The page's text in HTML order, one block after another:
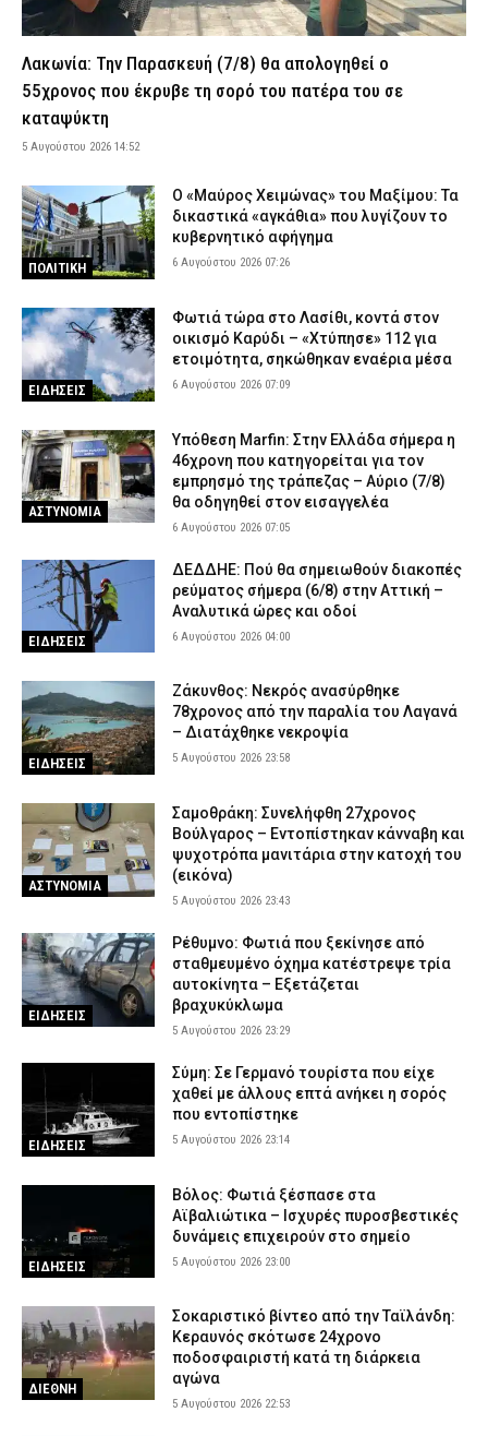
Κυψέλη: «Μου είπε να ξεφορτωθώ τη σορό και μετά με
(βίντεο)
ΑΣΤΥΝΟΜΙΑ 5 Αυγούστου 2026 18:53
Φαράγγι του Βίκου: Σε εξέλιξη επιχείρηση διάσωσης αλλοδαπού
πεζοπόρου
ΕΙΔΗΣΕΙΣ
Υπό έλεγχο η φωτιά στο Κορωπί – Έκαψε ξερά χόρτα, είχε
σταλεί 112
ΕΙΔΗΣΕΙΣ 5 Αυγούστου 2026 18:30
Γλυφάδα: ΙΧ παρέσυρε και σκότωσε 76χρονη στη Λεωφόρο
Βουλιαγμένης – Συνελήφθη η οδηγός
ΑΣΤΥΝΟΜΙΑ 5 Αυγούστου 2026 18:18
Κέρκυρα: Χειροπέδες σε δύο ανήλικους που έκλεβαν ρούχα από
ΑΣΤΥΝΟΜΙΑ 5 Αυγούστου 2026 18:06
Εποχικοί Πυροσβέστες προς Τουρνά: «Γιατί ανακλήθηκαν οι
άδειες;»
ΣΩΜΑΤΑ ΑΣΦΑΛΕΙΑΣ 5 Αυγούστου 2026 17:53
Οινόη – Χαλκίδα: Διακοπή σιδηροδρομικής γραμμής λόγω
φωτιάς – Τι ανακοίνωσε η Hellenic Train
ΕΙΔΗΣΕΙΣ 5 Αυγούστου 2026 17:42
Εκτεταμένες επιχειρήσεις της ΕΛ.ΑΣ. οδήγησαν σε 23
ΑΣΤΥΝΟΜΙΑ 5 Αυγούστου 2026 17:31
Λακωνία: Την Παρασκευή (7/8) θα απολογηθεί ο
55χρονος που έκρυβε τη σορό του πατέρα του σε
καταψύκτη
5 Αυγούστου 2026 14:52
ΠΟΛΙΤΙΚΗ
Ο «Μαύρος Χειμώνας» του Μαξίμου: Τα
δικαστικά «αγκάθια» που λυγίζουν το
κυβερνητικό αφήγημα
6 Αυγούστου 2026 07:26
ΕΙΔΗΣΕΙΣ
Φωτιά τώρα στο Λασίθι, κοντά στον
οικισμό Καρύδι – «Χτύπησε» 112 για
ετοιμότητα, σηκώθηκαν εναέρια μέσα
6 Αυγούστου 2026 07:09
ΑΣΤΥΝΟΜΙΑ
Υπόθεση Marfin: Στην Ελλάδα σήμερα η
46χρονη που κατηγορείται για τον
εμπρησμό της τράπεζας – Αύριο (7/8)
θα οδηγηθεί στον εισαγγελέα
6 Αυγούστου 2026 07:05
ΕΙΔΗΣΕΙΣ
ΔΕΔΔΗΕ: Πού θα σημειωθούν διακοπές
ρεύματος σήμερα (6/8) στην Αττική –
Αναλυτικά ώρες και οδοί
6 Αυγούστου 2026 04:00
ΕΙΔΗΣΕΙΣ
Ζάκυνθος: Νεκρός ανασύρθηκε
78χρονος από την παραλία του Λαγανά
– Διατάχθηκε νεκροψία
5 Αυγούστου 2026 23:58
ΑΣΤΥΝΟΜΙΑ
Σαμοθράκη: Συνελήφθη 27χρονος
Βούλγαρος – Εντοπίστηκαν κάνναβη και
ψυχοτρόπα μανιτάρια στην κατοχή του
(εικόνα)
5 Αυγούστου 2026 23:43
ΕΙΔΗΣΕΙΣ
Ρέθυμνο: Φωτιά που ξεκίνησε από
σταθμευμένο όχημα κατέστρεψε τρία
αυτοκίνητα – Εξετάζεται
βραχυκύκλωμα
5 Αυγούστου 2026 23:29
ΕΙΔΗΣΕΙΣ
Σύμη: Σε Γερμανό τουρίστα που είχε
χαθεί με άλλους επτά ανήκει η σορός
που εντοπίστηκε
5 Αυγούστου 2026 23:14
ΕΙΔΗΣΕΙΣ
Βόλος: Φωτιά ξέσπασε στα
Αϊβαλιώτικα – Ισχυρές πυροσβεστικές
δυνάμεις επιχειρούν στο σημείο
5 Αυγούστου 2026 23:00
ΔΙΕΘΝΗ
Σοκαριστικό βίντεο από την Ταϊλάνδη:
Κεραυνός σκότωσε 24χρονο
ποδοσφαιριστή κατά τη διάρκεια
αγώνα
5 Αυγούστου 2026 22:53